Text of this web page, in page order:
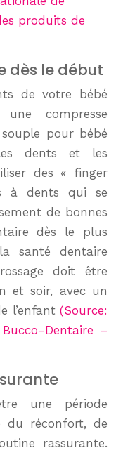
produits de
dès le début
de votre bébé
compresse
pour bébé
dents et les
des « finger
à dents qui se
de bonnes
dès le plus
santé dentaire
doit être
et soir, avec un
l’enfant (Source:
Dentaire –
une période
du réconfort, de
rassurante.